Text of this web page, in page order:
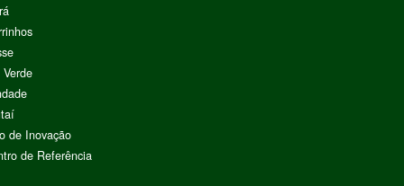
de Inovação
de Referência